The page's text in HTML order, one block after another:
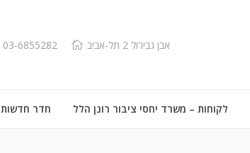
אבן גבירול 2 תל-אביב 03-6855282
לקוחות – משרד יחסי ציבור רונן הלל חדר חדשות